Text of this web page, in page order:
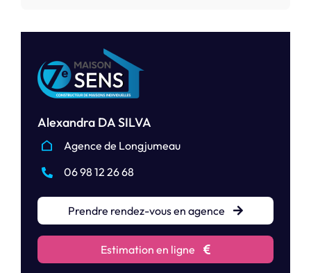
Alexandra DA SILVA
Agence de Longjumeau
06 98 12 26 68
Prendre rendez-vous en agence
Estimation en ligne